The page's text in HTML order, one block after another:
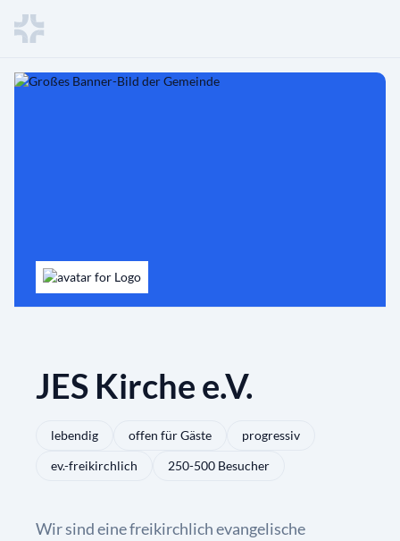
JES Kirche e.V.
lebendig offen für Gäste
progressiv
ev.-freikirchlich
250-500 Besucher
Wir sind eine freikirchlich evangelische